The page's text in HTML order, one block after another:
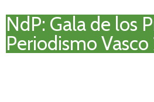
NdP: Gala de los
Periodismo